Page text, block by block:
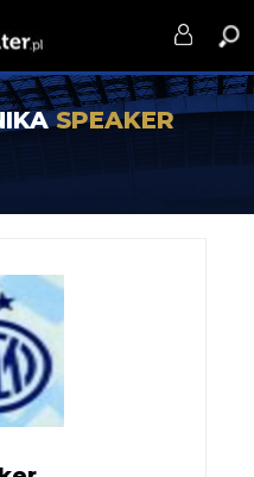
SPEAKER